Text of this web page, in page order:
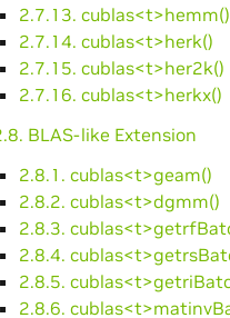
2.7.13. cublas<t>hemm()
2.7.14. cublas<t>herk()
2.7.15. cublas<t>her2k()
2.7.16. cublas<t>herkx()
BLAS-like Extension
2.8.1. cublas<t>geam()
2.8.2. cublas<t>dgmm()
2.8.3.
2.8.4.
2.8.5.
2.8.6.